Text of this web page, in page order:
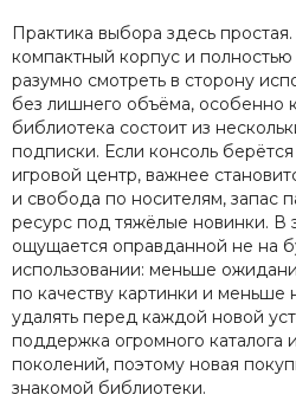
Практика выбора здесь
компактный корпус и
разумно смотреть в сторону
без лишнего объёма, особенно
библиотека состоит из
подписки. Если консоль
игровой центр, важнее
и свобода по носителям, запас
ресурс под тяжёлые новинки. В
ощущается оправданной не на
использовании: меньше
по качеству картинки и меньше
удалять перед каждой новой
поддержка огромного каталога
поколений, поэтому новая
знакомой библиотеки.